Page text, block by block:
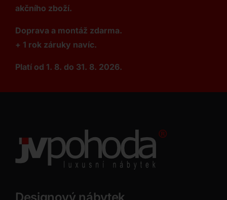
akčního zboží.
Doprava a montáž zdarma.
+ 1 rok záruky navíc.
Platí od 1. 8. do 31. 8. 2026.